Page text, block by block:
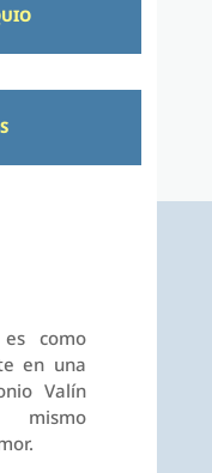
como
en una
Valín